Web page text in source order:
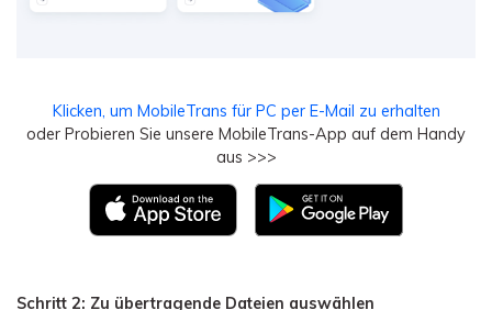
Klicken, um MobileTrans für PC per E-Mail zu erhalten
oder Probieren Sie unsere MobileTrans-App auf dem Handy
aus >>>
Schritt 2: Zu übertragende Dateien auswählen